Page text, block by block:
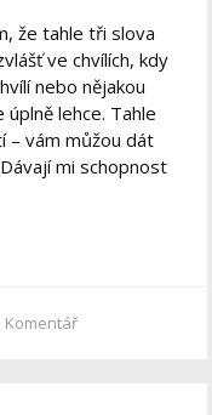
že tahle tři slova
ve chvílích, kdy
nebo nějakou
lehce. Tahle
– vám můžou dát
mi schopnost
Komentář